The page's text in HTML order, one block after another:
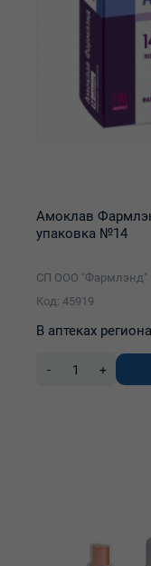
Амоклав
упаковка №14
СП ООО "Фармлэнд"
Код: 45919
В аптеках
- +